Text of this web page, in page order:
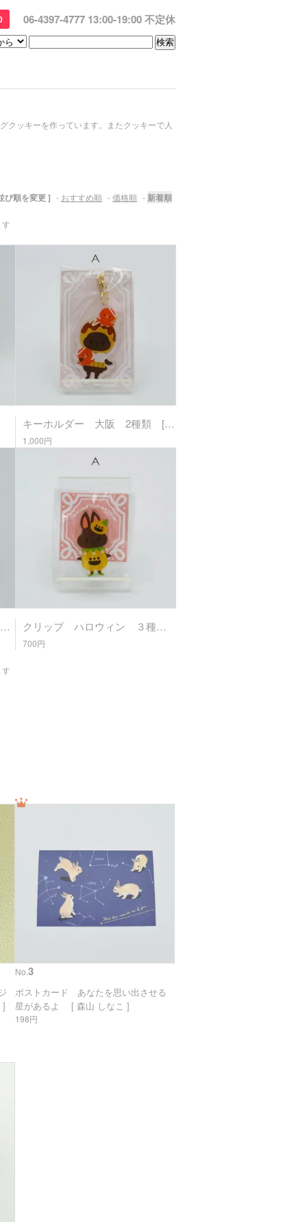
06-4397-4777 13:00-19:00 不定休
クッキーを作っています。またクッキーで人
び順を変更 ] - おすすめ順 -価格順 -新着順
キーホルダー 大阪 2種類 [3:biscuit]
1,000円
クリップ 大阪 2種類 [3:biscuit] クリップ ハロウィン ３種類 [3:biscuit]
700円
]
No. 3
ポストカード あなたを思い出させる
星があるよ [ 森山 しなこ ]
198円